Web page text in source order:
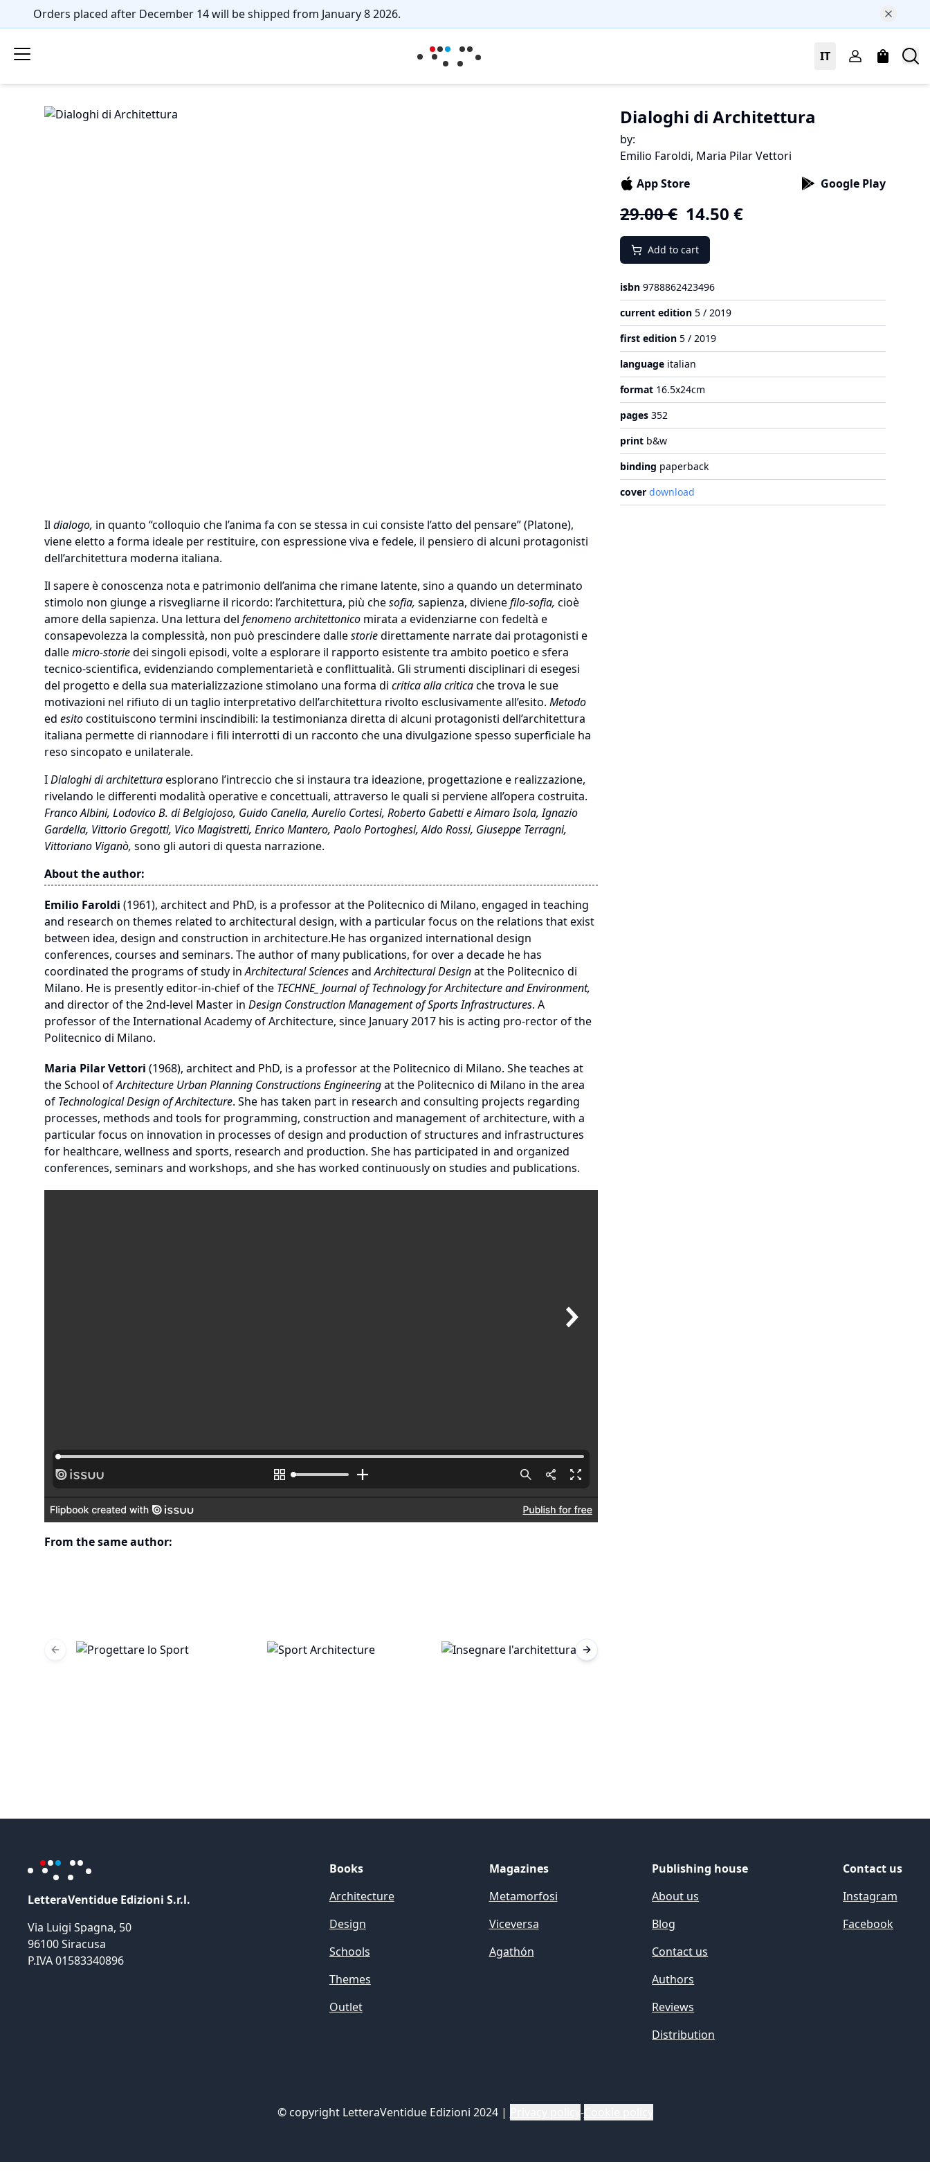
Orders placed after December 14 will be shipped from January 8 2026.
IT
Dialoghi di Architettura
by:
Emilio Faroldi, Maria Pilar Vettori
App Store
Google Play
29.00€ 14.50 €
Add to cart
isbn 9788862423496
current edition 5 / 2019
first edition 5 / 2019
language italian
format 16.5x24cm
pages 352
print b&w
binding paperback
cover download
Il dialogo, in quanto “colloquio che l’anima fa con se stessa in cui consiste l’atto del pensare” (Platone),
viene eletto a forma ideale per restituire, con espressione viva e fedele, il pensiero di alcuni protagonisti
dell’architettura moderna italiana.
Il sapere è conoscenza nota e patrimonio dell’anima che rimane latente, sino a quando un determinato
stimolo non giunge a risvegliarne il ricordo: l’architettura, più chesofia, sapienza, divienefilo-sofia, cioè
amore della sapienza. Una lettura del fenomeno architettonico mirata a evidenziarne con fedeltà e
consapevolezza la complessità, non può prescindere dallestoriedirettamente narrate dai protagonisti e
dallemicro-storiedei singoli episodi, volte a esplorare il rapporto esistente tra ambito poetico e sfera
tecnico-scientifica, evidenziando complementarietà e conflittualità. Gli strumenti disciplinari di esegesi
del progetto e della sua materializzazione stimolano una forma di critica alla criticache trova le sue
motivazioni nel rifiuto di un taglio interpretativo dell’architettura rivolto esclusivamente all’esito. Metodo
ed esitocostituiscono termini inscindibili: la testimonianza diretta di alcuni protagonisti dell’architettura
italiana permette di riannodare i fili interrotti di un racconto che una divulgazione spesso superficiale ha
reso sincopato e unilaterale.
IDialoghi di architetturaesplorano l’intreccio che si instaura tra ideazione, progettazione e realizzazione,
rivelando le differenti modalità operative e concettuali, attraverso le quali si perviene all’opera costruita.
Franco Albini, Lodovico B. di Belgiojoso, Guido Canella, Aurelio Cortesi, Roberto Gabetti eAimaro Isola, Ignazio
Gardella, Vittorio Gregotti, Vico Magistretti, Enrico Mantero, Paolo Portoghesi, Aldo Rossi, Giuseppe Terragni,
Vittoriano Viganò, sono gli autori di questa narrazione.
About the author:
Emilio Faroldi (1961), architect and PhD, is a professor at the Politecnico di Milano, engaged in teaching
and research on themes related to architectural design, with a particular focus on the relations that exist
between idea, design and construction in architecture.He has organized international design
conferences, courses and seminars. The author of many publications, for over a decade he has
coordinated the programs of study inArchitectural SciencesandArchitectural Designat the Politecnico di
Milano. He is presently editor-in-chief of the TECHNE_ Journal of Technology for Architecture and Environment,
and director of the 2nd-level Master in Design Construction Management of Sports Infrastructures. A
professor of the International Academy of Architecture, since January 2017 his is acting pro-rector of the
Politecnico di Milano.
Maria Pilar Vettori (1968), architect and PhD, is a professor at the Politecnico di Milano. She teaches at
the School ofArchitecture Urban Planning ConstructionsEngineeringat the Politecnico di Milano in the area
of Technological Design of Architecture. She has taken part in research and consulting projects regarding
processes, methods and tools for programming, construction and management of architecture, with a
particular focus on innovation in processes of design and production of structures and infrastructures
for healthcare, wellness and sports, research and production. She has participated in and organized
conferences, seminars and workshops, and she has worked continuously on studies and publications.
From the same author:
Previous slide Next slide
LetteraVentidue Edizioni S.r.l.
Via Luigi Spagna, 50
96100 Siracusa
P.IVA 01583340896
Books
Architecture
Design
Schools
Themes
Outlet
Magazines
Metamorfosi
Viceversa
Agathón
Publishing house
About us
Blog
Contact us
Authors
Reviews
Distribution
Contact us
Instagram
Facebook
© copyright LetteraVentidue Edizioni 2024 | -Cookie policy